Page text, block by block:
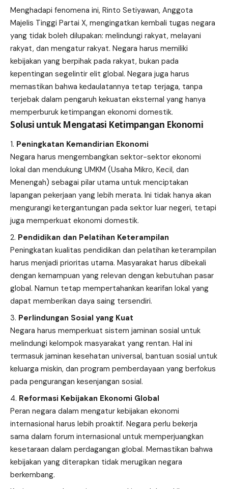
Menghadapi fenomena ini, Rinto Setiyawan, Anggota
Majelis Tinggi Partai X, mengingatkan kembali tugas negara
yang tidak boleh dilupakan: melindungi rakyat, melayani
rakyat, dan mengatur rakyat. Negara harus memiliki
kebijakan yang berpihak pada rakyat, bukan pada
kepentingan segelintir elit global. Negara juga harus
memastikan bahwa kedaulatannya tetap terjaga, tanpa
terjebak dalam pengaruh kekuatan eksternal yang hanya
memperburuk ketimpangan ekonomi domestik.
Solusi untuk Mengatasi Ketimpangan Ekonomi
Peningkatan Kemandirian Ekonomi
Negara harus mengembangkan sektor-sektor ekonomi
lokal dan mendukung UMKM (Usaha Mikro, Kecil, dan
Menengah) sebagai pilar utama untuk menciptakan
lapangan pekerjaan yang lebih merata. Ini tidak hanya akan
mengurangi ketergantungan pada sektor luar negeri, tetapi
juga memperkuat ekonomi domestik.
Pendidikan dan Pelatihan Keterampilan
Peningkatan kualitas pendidikan dan pelatihan keterampilan
harus menjadi prioritas utama. Masyarakat harus dibekali
dengan kemampuan yang relevan dengan kebutuhan pasar
global. Namun tetap mempertahankan kearifan lokal yang
dapat memberikan daya saing tersendiri.
Perlindungan Sosial yang Kuat
Negara harus memperkuat sistem jaminan sosial untuk
melindungi kelompok masyarakat yang rentan. Hal ini
termasuk jaminan kesehatan universal, bantuan sosial untuk
keluarga miskin, dan program pemberdayaan yang berfokus
pada pengurangan kesenjangan sosial.
Reformasi Kebijakan Ekonomi Global
Peran negara dalam mengatur kebijakan ekonomi
internasional harus lebih proaktif. Negara perlu bekerja
sama dalam forum internasional untuk memperjuangkan
kesetaraan dalam perdagangan global. Memastikan bahwa
kebijakan yang diterapkan tidak merugikan negara
berkembang.